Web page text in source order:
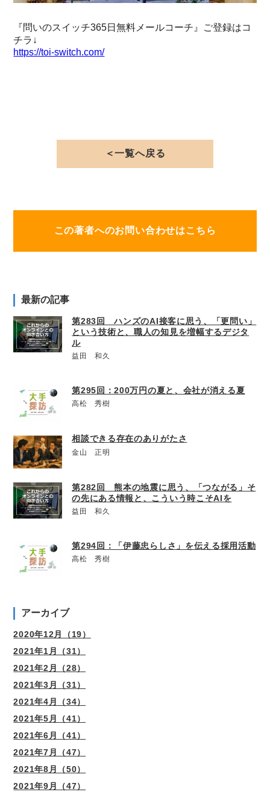
『問いのスイッチ365日無料メールコーチ』ご登録はコ
チラ↓
https://toi-switch.com/
＜一覧へ戻る
この著者へのお問い合わせはこちら
最新の記事
第283回 ハンズのAI接客に思う、「更問い」
という技術と、職人の知見を増幅するデジタ
ル
益田 和久
第295回：200万円の夏と、会社が消える夏
高松 秀樹
相談できる存在のありがたさ
金山 正明
第282回 熊本の地震に思う、「つながる」そ
の先にある情報と、こういう時こそAIを
益田 和久
第294回：「伊藤忠らしさ」を伝える採用活動
高松 秀樹
アーカイブ
2020年12月（19）
2021年1月（31）
2021年2月（28）
2021年3月（31）
2021年4月（34）
2021年5月（41）
2021年6月（41）
2021年7月（47）
2021年8月（50）
2021年9月（47）